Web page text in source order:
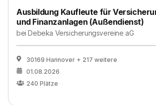
Ausbildung Kaufleute für
und Finanzanlagen (Außendienst)
beiDebeka Versicherungsvereine aG
30169 Hannover + 217 weitere
01.08.2026
240 Plätze